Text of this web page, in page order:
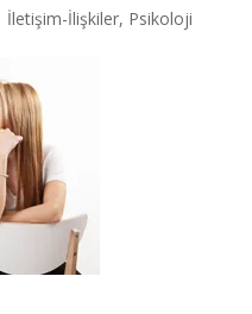
İletişim-İlişkiler, Psikoloji